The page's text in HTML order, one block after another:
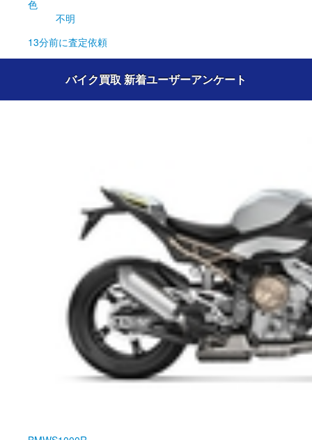
色
不明
13分前に査定依頼
バイク買取 新着ユーザーアンケート